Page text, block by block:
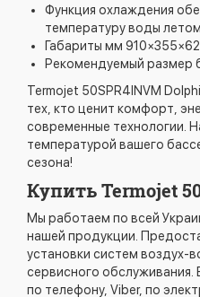
Функция охлаждения
температуру воды летом.
Габариты мм
Рекомендуемый размер
Termojet 50SPR4INVM
тех, кто ценит комфорт,
современные технологии.
температурой вашего
сезона!
Купить Termojet
Мы работаем по всей
нашей продукции.
установки систем воздух-
сервисного
по телефону, Viber, по